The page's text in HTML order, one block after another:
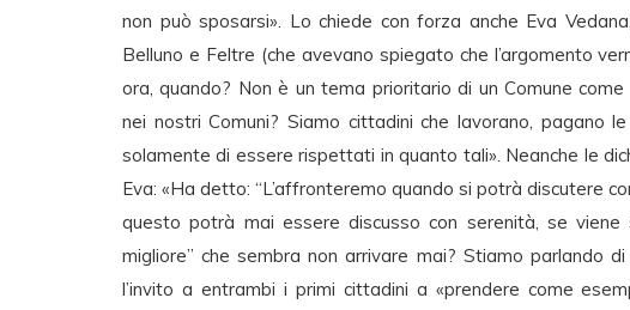
non può sposarsi». Lo chiede con forza anche Eva
Belluno e Feltre (che avevano spiegato che l’argomento
ora, quando? Non è un tema prioritario di un Comune
nei nostri Comuni? Siamo cittadini che lavorano, pagano
solamente di essere rispettati in quanto tali». Neanche le
Eva: «Ha detto: “L’affronteremo quando si potrà discutere
questo potrà mai essere discusso con serenità, se
migliore” che sembra non arrivare mai? Stiamo parlando
l’invito a entrambi i primi cittadini a «prendere come